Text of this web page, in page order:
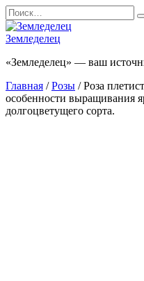
Перейти
к
содержанию
Search
for:
Земледелец
«Земледелец» — ваш
Главная /Розы / Роза
особенности выращивания
долгоцветущего сорта.